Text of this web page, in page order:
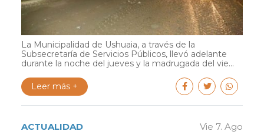
La Municipalidad de Ushuaia, a través de la
Subsecretaría de Servicios Públicos, llevó adelante
durante la noche del jueves y la madrugada del vie...
Leer más +
ACTUALIDAD Vie 7. Ago